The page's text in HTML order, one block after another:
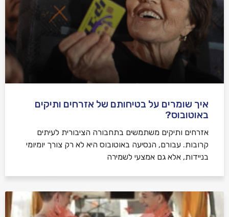
איך שומרים על בטיחותם של אזרחים ותיקים
באוטובוס?
אזרחים ותיקים משתמשים בתחבורה הציבורית לעיתים
קרובות. עבורם, הנסיעה באוטובוס היא לא רק צורך יומיומי
בניידות, אלא גם אמצעי לשמירה